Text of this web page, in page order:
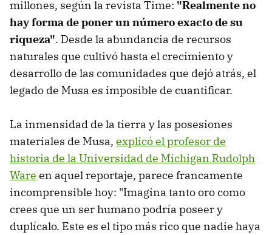
millones, según la revista Time: "Realmente no
hay forma de poner un número exacto de su
riqueza". Desde la abundancia de recursos
naturales que cultivó hasta el crecimiento y
desarrollo de las comunidades que dejó atrás, el
legado de Musa es imposible de cuantificar.
La inmensidad de la tierra y las posesiones
materiales de Musa, explicó el profesor de
historia de la Universidad de Michigan Rudolph
Ware en aquel reportaje, parece francamente
incomprensible hoy: "Imagina tanto oro como
crees que un ser humano podría poseer y
duplícalo. Este es el tipo más rico que nadie haya